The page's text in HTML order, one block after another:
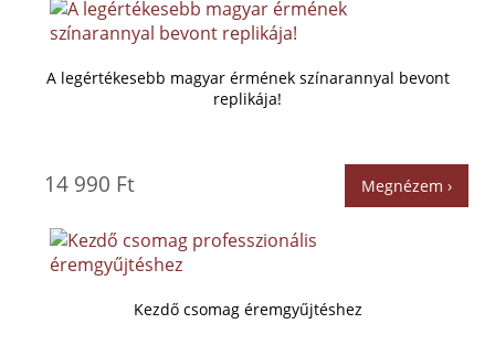
A legértékesebb magyar érmének színarannyal bevont
replikája!
14 990 Ft Megnézem ›
Kezdő csomag éremgyűjtéshez